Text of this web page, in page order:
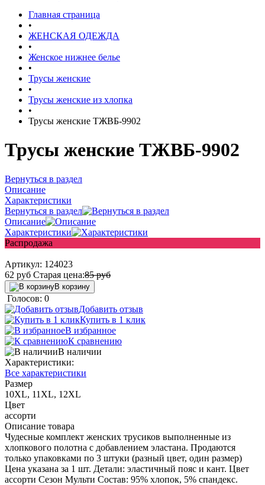
Главная страница
•
ЖЕНСКАЯ ОДЕЖДА
•
Женское нижнее белье
•
Трусы женские
•
Трусы женские из хлопка
•
Трусы женские ТЖВБ-9902
Трусы женские ТЖВБ-9902
Вернуться в раздел
Описание
Характеристики
Вернуться в раздел
Описание
Характеристики
Распродажа
Артикул: 124023
62 руб Старая цена:85руб
В корзину
Голосов: 0
Добавить отзыв
Купить в 1 клик
В избранное
К сравнению
В наличии
Характеристики:
Все характеристики
Размер
10XL, 11XL, 12XL
Цвет
ассорти
Описание товара
Чудесные комплект женских трусиков выполненные из
хлопкового полотна с добавлением эластана. Продаются
только упаковками по 3 штуки (разный цвет, один размер)
Цена указана за 1 шт. Детали: эластичный пояс и кант. Цвет
ассорти Сезон Мульти Состав: 95% хлопок, 5% спандекс.